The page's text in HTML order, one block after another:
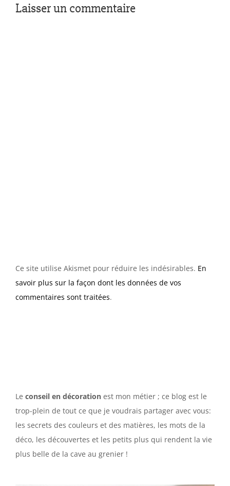
Laisser un commentaire
Ce site utilise Akismet pour réduire les indésirables. En
savoir plus sur la façon dont les données de vos
commentaires sont traitées.
Le conseil en décoration est mon métier ; ce blog est le
trop-plein de tout ce que je voudrais partager avec vous:
les secrets des couleurs et des matières, les mots de la
déco, les découvertes et les petits plus qui rendent la vie
plus belle de la cave au grenier !